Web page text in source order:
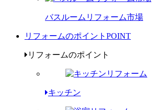
バスルームリフォーム市場
リフォームのポイント POINT
リフォームのポイント
キッチン